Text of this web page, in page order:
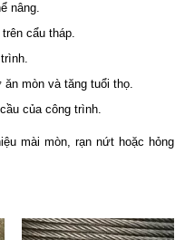
nâng.
cẩu tháp.
mòn và tăng tuổi thọ.
của công trình.
mài mòn, rạn nứt hoặc hỏng